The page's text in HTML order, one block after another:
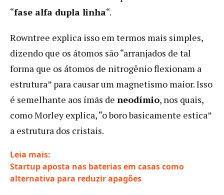
“fase alfa dupla linha“.
Rowntree explica isso em termos mais simples,
dizendo que os átomos são “arranjados de tal
forma que os átomos de nitrogênio flexionam a
estrutura” para causar um magnetismo maior. Isso
é semelhante aos ímãs de neodímio, nos quais,
como Morley explica, “o boro basicamente estica”
a estrutura dos cristais.
Leia mais:
Startup aposta nas baterias em casas como
alternativa para reduzir apagões: